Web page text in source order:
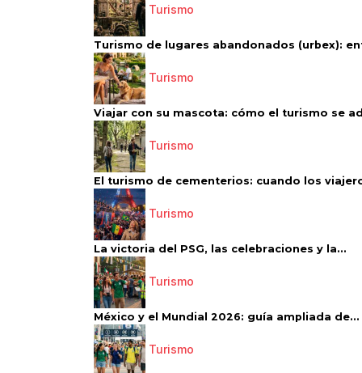
Turismo
Turismo de lugares abandonados (urbex):
Turismo
Viajar con su mascota: cómo el turismo se
Turismo
El turismo de cementerios: cuando los
Turismo
La victoria del PSG, las celebraciones y la...
Turismo
México y el Mundial 2026: guía ampliada de...
Turismo